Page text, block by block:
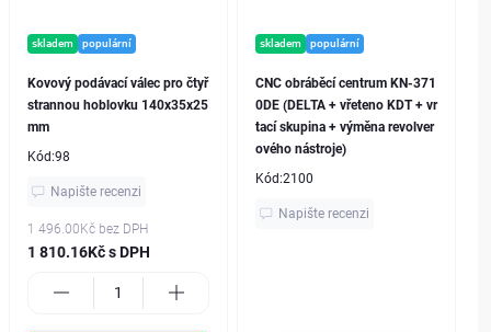
skladem populární
Kovový podávací válec pro čtyř
strannou hoblovku 140x35x25
mm
Kód:98
Napište recenzi
1 496.00Kč bez DPH
1 810.16Kč s DPH
skladem populární
CNC obráběcí centrum KN-371
0DE (DELTA + vřeteno KDT + vr
tací skupina + výměna revolver
ového nástroje)
Kód:2100
Napište recenzi